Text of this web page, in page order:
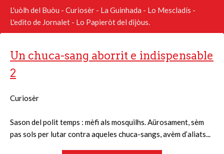
L'uòlh del Buòu - Curiosèr - La Guinhada - Lo Mescladís -
L'edito de Jornalet - Lo Papieròt del dijòus.
Un chuca-sang aborrit e indispensable
2
Curiosèr
Sason del polit temps : mèfi als mosquilhs. Aürosament, sèm
pas sols per lutar contra aqueles chuca-sangs, avèm d’aliats...